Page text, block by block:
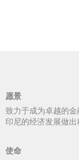
愿景
致力于成为卓越的
印尼的经济发展做出
使命